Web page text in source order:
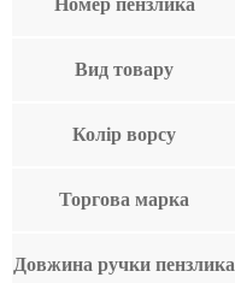
Номер пензлика
Вид товару
Колір ворсу
Торгова марка
Довжина ручки пензлика